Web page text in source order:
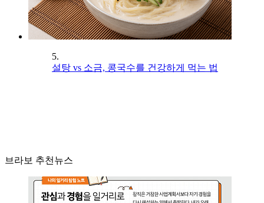
5.
설탕 vs 소금, 콩국수를 건강하게 먹는 법
브라보 추천뉴스